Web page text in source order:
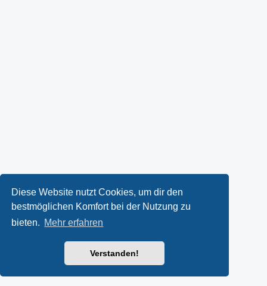
Diese Website nutzt Cookies, um dir den
bestmöglichen Komfort bei der Nutzung zu
bieten. Mehr erfahren
Verstanden!